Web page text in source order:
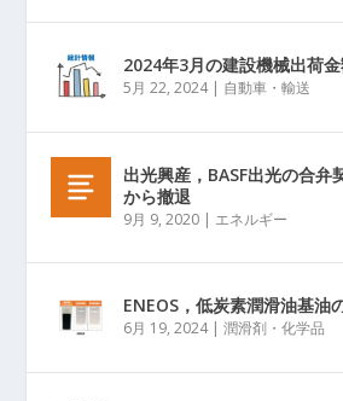
2024年3月の建設機械出荷
5月 22, 2024| 自動車・輸送
出光興産，BASF出光の合弁
から撤退
9月 9, 2020 | エネルギー
ENEOS，低炭素潤滑油基油
6月 19, 2024|潤滑剤・化学品